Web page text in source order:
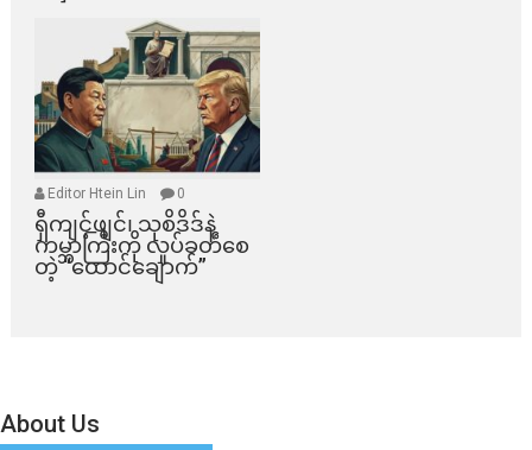
Editor Htein Lin 0
ရှီကျင့်ဖျင်၊ သုစိဒိဒ်နဲ့
ကမ္ဘာကြီးကို လှုပ်ခတ်စေ
တဲ့ “ထောင်ချောက်”
About Us